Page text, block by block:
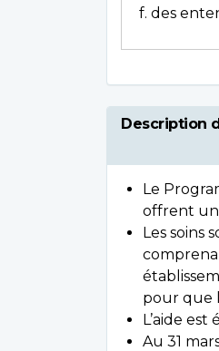
des
Description
Le
offrent
Les soins
pour que
L’aide
Au 31